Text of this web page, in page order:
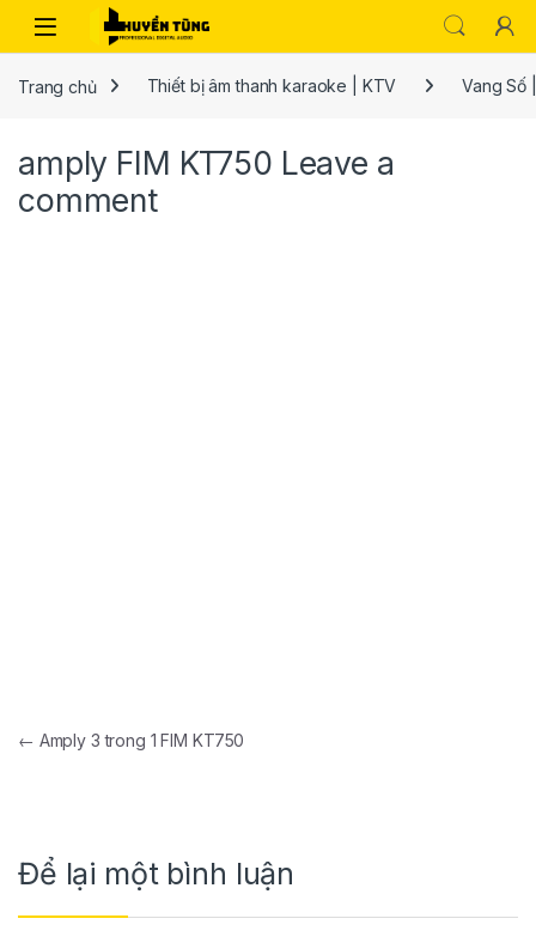
Trang chủ Thiết bị âm thanh karaoke | KTV Vang Số
amply FIM KT750 Leave a
comment
← Amply 3 trong 1 FIM KT750
Để lại một bình luận